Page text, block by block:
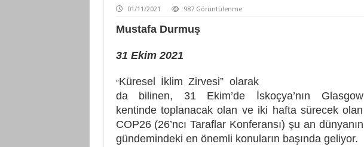
01/11/2021 987 Görüntülenme
Mustafa Durmuş
31 Ekim 2021
“Küresel İklim Zirvesi” olarak
da bilinen, 31 Ekim’de İskoçya’nın Glasgow
kentinde toplanacak olan ve iki hafta sürecek olan
COP26 (26’ncı Taraflar Konferansı) şu an dünyanın
gündemindeki en önemli konuların başında geliyor.